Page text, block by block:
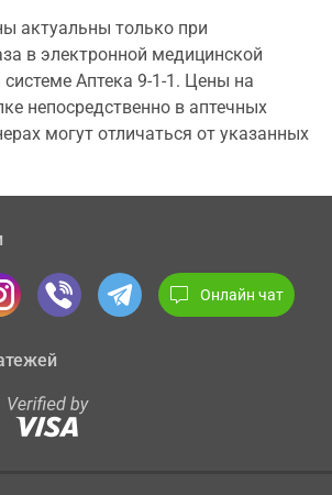
актуальны только при
в электронной медицинской
Аптека 9-1-1. Цены на
непосредственно в аптечных
могут отличаться от указанных
Онлайн чат